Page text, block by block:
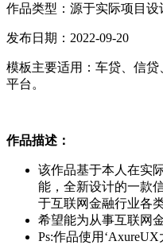
作品类型：源于实际项目设
发布日期：2022-09-20
模板主要适用：车贷、信
平台。
作品描述：
该作品基于本人在实
能，全新设计的一款
于互联网金融行业各
希望能为从事互联网
Ps:作品使用